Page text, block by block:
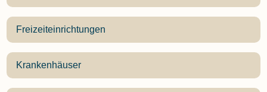
Freizeiteinrichtungen
Krankenhäuser